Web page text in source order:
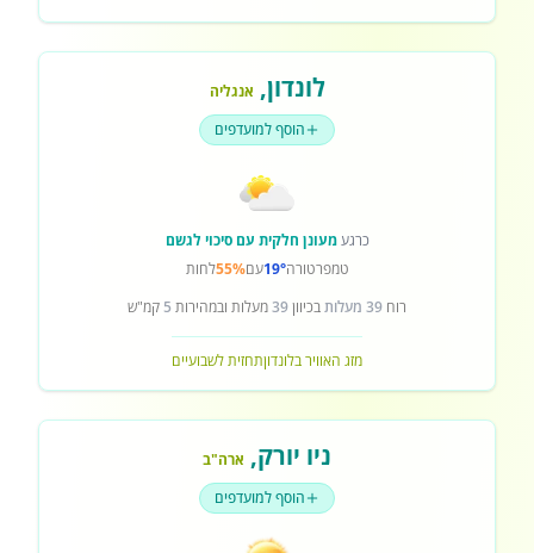
לונדון, אנגליה
הוסף למועדפים
כרגעמעונן חלקית עם סיכוי לגשם
טמפרטורה19°עם55%לחות
רוח 39 מעלות בכיוון39מעלות ובמהירות 5 קמ"ש
מזג האוויר בלונדוןתחזית לשבועיים
ניו יורק, ארה"ב
הוסף למועדפים